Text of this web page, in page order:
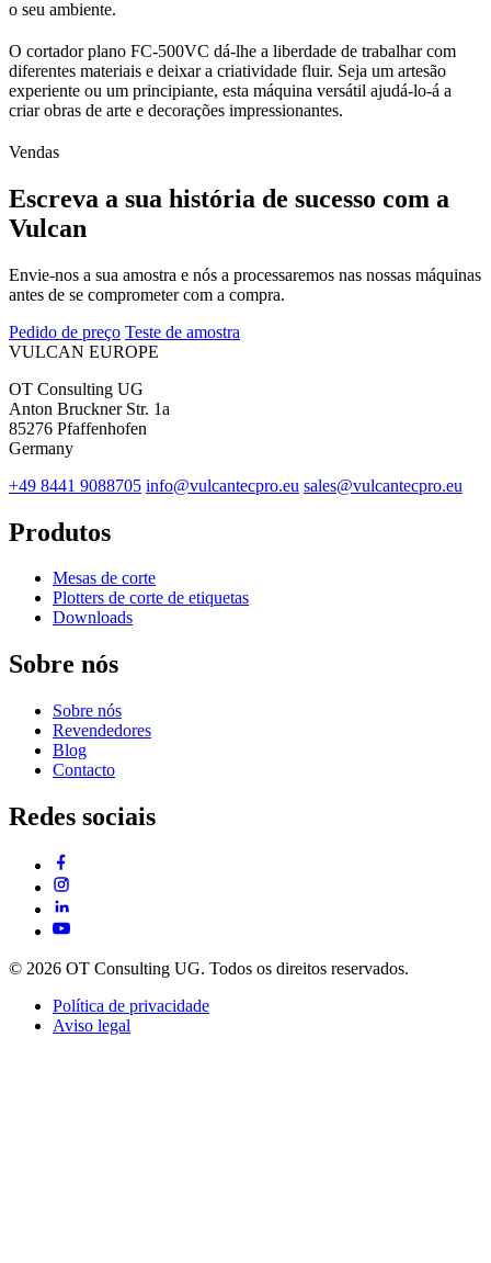
o seu ambiente.
O cortador plano FC-500VC dá-lhe a liberdade de trabalhar com
diferentes materiais e deixar a criatividade fluir. Seja um artesão
experiente ou um principiante, esta máquina versátil ajudá-lo-á a
criar obras de arte e decorações impressionantes.
Vendas
Escreva a sua história de sucesso com a
Vulcan
Envie-nos a sua amostra e nós a processaremos nas nossas máquinas
antes de se comprometer com a compra.
Pedido de preço Teste de amostra
VULCAN EUROPE
OT Consulting UG
Anton Bruckner Str. 1a
85276 Pfaffenhofen
Germany
+49 8441 9088705 info@vulcantecpro.eu sales@vulcantecpro.eu
Produtos
Mesas de corte
Plotters de corte de etiquetas
Downloads
Sobre nós
Sobre nós
Revendedores
Blog
Contacto
Redes sociais
© 2026 OT Consulting UG. Todos os direitos reservados.
Política de privacidade
Aviso legal